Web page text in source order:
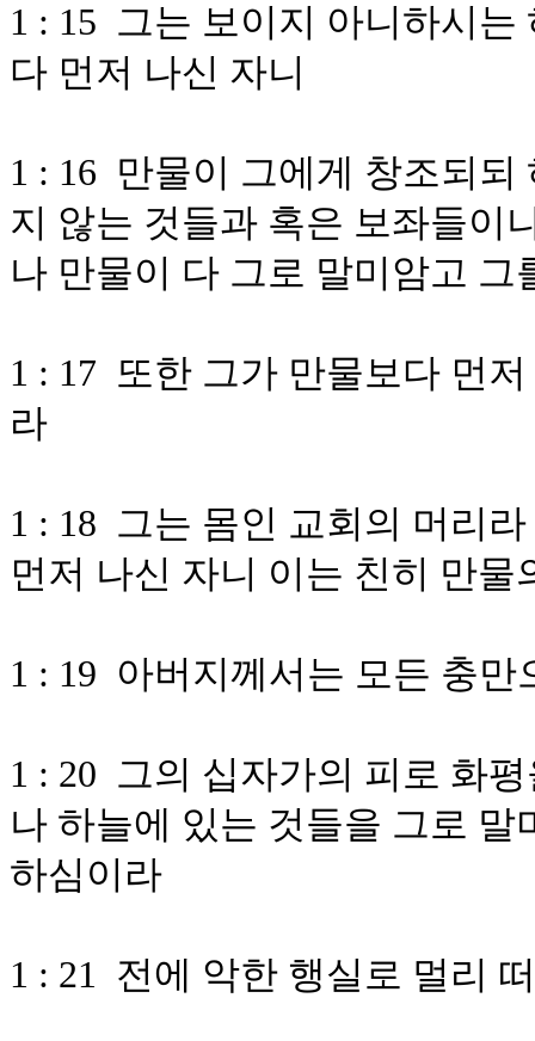
1 : 15 그는 보이지 아니하시
다 먼저 나신 자니
1 : 16 만물이 그에게 창조되
지 않는 것들과 혹은 보좌들이
나 만물이 다 그로 말미암고 그
1 : 17 또한 그가 만물보다 먼
라
1 : 18 그는 몸인 교회의 머리
먼저 나신 자니 이는 친히 만
1 : 19 아버지께서는 모든 충
1 : 20 그의 십자가의 피로 화
나 하늘에 있는 것들을 그로
하심이라
1 : 21 전에 악한 행실로 멀리